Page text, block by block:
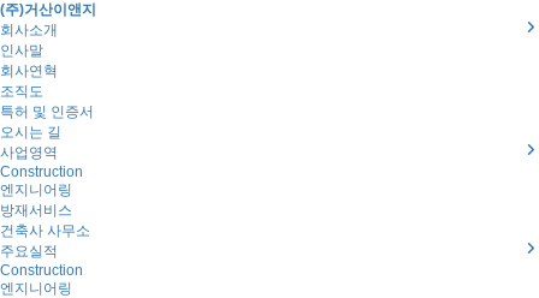
(주)거산이앤지
회사소개
인사말
회사연혁
조직도
특허 및 인증서
오시는 길
사업영역
Construction
엔지니어링
방재서비스
건축사 사무소
주요실적
Construction
엔지니어링